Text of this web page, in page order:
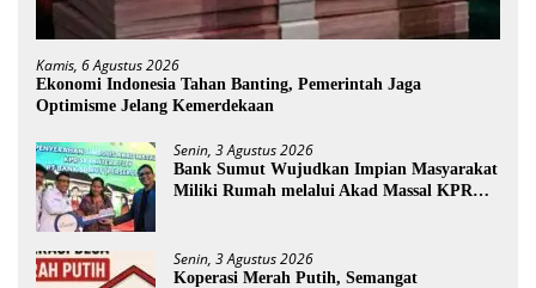
Kamis, 6 Agustus 2026
Ekonomi Indonesia Tahan Banting, Pemerintah Jaga
Optimisme Jelang Kemerdekaan
Senin, 3 Agustus 2026
Bank Sumut Wujudkan Impian Masyarakat
Miliki Rumah melalui Akad Massal KPR
Senin, 3 Agustus 2026
Koperasi Merah Putih, Semangat